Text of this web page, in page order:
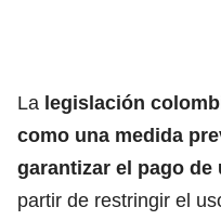
La legislación
como una medida
garantizar el pago
partir de restringir el